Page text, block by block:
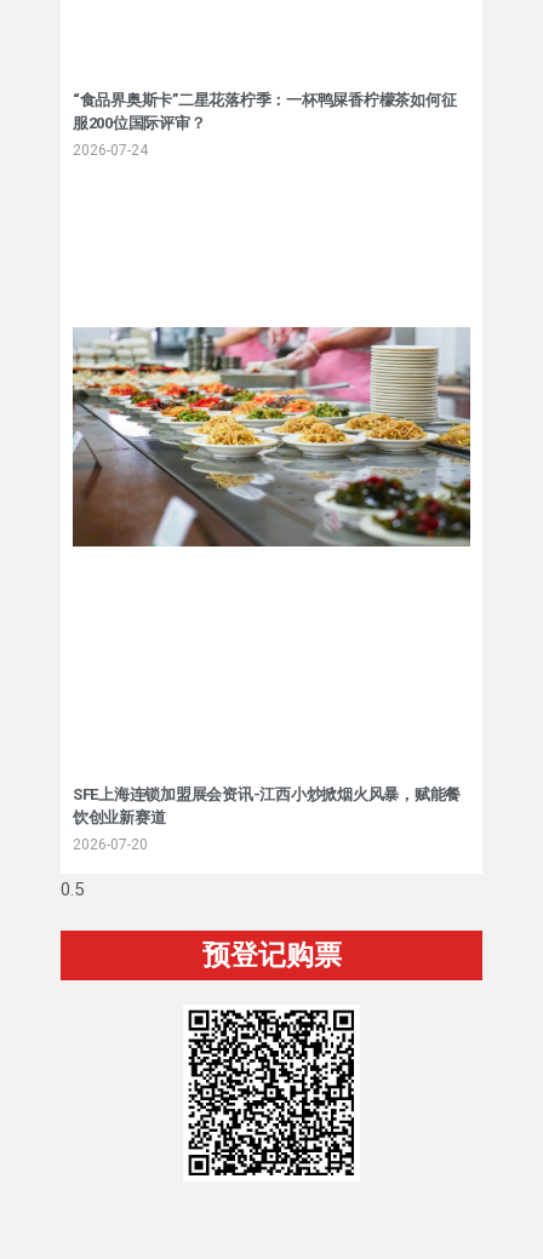
“食品界奥斯卡”二星花落柠季：一杯鸭屎香柠檬茶如何征
服200位国际评审？
2026-07-24
SFE上海连锁加盟展会资讯-江西小炒掀烟火风暴，赋能餐
饮创业新赛道
2026-07-20
预登记购票